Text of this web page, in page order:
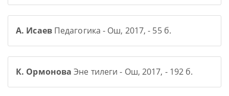
А. ИсаевПедагогика - Ош, 2017, - 55 б.
К. Ормонова Эне тилеги - Ош, 2017, - 192 б.